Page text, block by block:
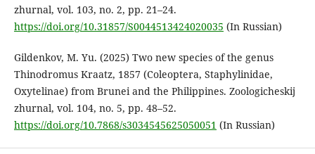
zhurnal, vol. 103, no. 2, pp. 21–24.
https://doi.org/10.31857/S0044513424020035 (In Russian)
Gildenkov, M. Yu. (2025) Two new species of the genus
Thinodromus Kraatz, 1857 (Coleoptera, Staphylinidae,
Oxytelinae) from Brunei and the Philippines. Zoologicheskij
zhurnal, vol. 104, no. 5, pp. 48–52.
https://doi.org/10.7868/s3034545625050051 (In Russian)